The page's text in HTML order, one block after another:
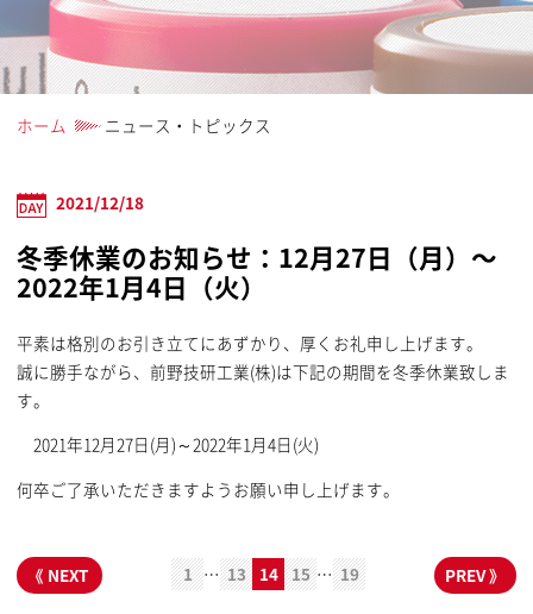
ホーム ニュース・トピックス
2021/12/18
冬季休業のお知らせ：12月27日（月）～
2022年1月4日（火）
平素は格別のお引き立てにあずかり、厚くお礼申し上げます。
誠に勝手ながら、前野技研工業(株)は下記の期間を冬季休業致しま
す。
2021年12月27日(月)～2022年1月4日(火)
何卒ご了承いただきますようお願い申し上げます。
1 … 13 14 15 … 19